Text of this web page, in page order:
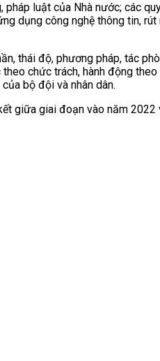
luật của Nhà nước; các
dụng công nghệ thông tin,
thái độ, phương pháp, tác
chức trách, hành động
bộ đội và nhân dân.
giữa giai đoạn vào năm